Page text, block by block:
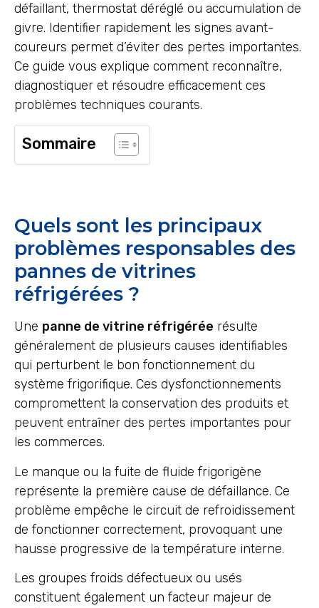
défaillant, thermostat déréglé ou accumulation de
givre. Identifier rapidement les signes avant-
coureurs permet d’éviter des pertes importantes.
Ce guide vous explique comment reconnaître,
diagnostiquer et résoudre efficacement ces
problèmes techniques courants.
Sommaire
Quels sont les principaux
problèmes responsables des
pannes de vitrines
réfrigérées ?
Une panne de vitrine réfrigérée résulte
généralement de plusieurs causes identifiables
qui perturbent le bon fonctionnement du
système frigorifique. Ces dysfonctionnements
compromettent la conservation des produits et
peuvent entraîner des pertes importantes pour
les commerces.
Le manque ou la fuite de fluide frigorigène
représente la première cause de défaillance. Ce
problème empêche le circuit de refroidissement
de fonctionner correctement, provoquant une
hausse progressive de la température interne.
Les groupes froids défectueux ou usés
constituent également un facteur majeur de